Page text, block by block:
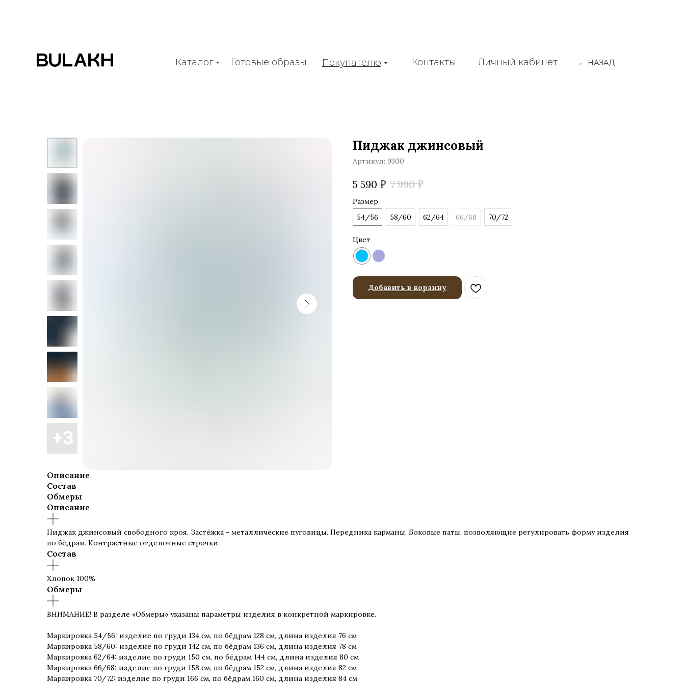
Каталог Готовые образы Контакты Личный кабинет
Покупателю ← НАЗАД
Пиджак джинсовый
Артикул: 9300
5 590 ₽ 7 990 ₽
Размер
54/56
58/60 62/64 66/68 70/72
Цвет
Добавить в корзину
Описание
Состав
Обмеры
Описание
Пиджак джинсовый свободного кроя. Застёжка - металлические пуговицы. Передника карманы. Боковые паты, позволяющие регулировать форму изделия
по бёдрам. Контрастные отделочные строчки.
Состав
Хлопок 100%
Обмеры
ВНИМАНИЕ! В разделе «Обмеры» указаны параметры изделия в конкретной маркировке.
Маркировка 54/56: изделие по груди 134 см, по бёдрам 128 см, длина изделия 76 см
Маркировка 58/60: изделие по груди 142 см, по бёдрам 136 см, длина изделия 78 см
Маркировка 62/64: изделие по груди 150 см, по бёдрам 144 см, длина изделия 80 см
Маркировка 66/68: изделие по груди 158 см, по бёдрам 152 см, длина изделия 82 см
Маркировка 70/72: изделие по груди 166 см, по бёдрам 160 см, длина изделия 84 см